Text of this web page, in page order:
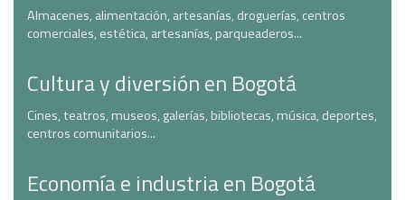
Almacenes, alimentación, artesanías, droguerías, centros
comerciales, estética, artesanías, parqueaderos...
Cultura y diversión en Bogotá
Cines, teatros, museos, galerías, bibliotecas, música, deportes,
centros comunitarios...
Economía e industria en Bogotá